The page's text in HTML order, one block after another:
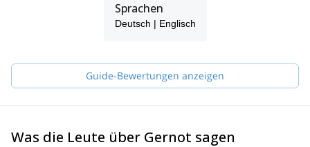
I was member of two Himalaya expeditions in 1997 and 2004. I
have been climbing on Cho Oyu and Broad Peak .
Sprachen
Deutsch | Englisch
Guide-Bewertungen anzeigen
Was die Leute über Gernot sagen